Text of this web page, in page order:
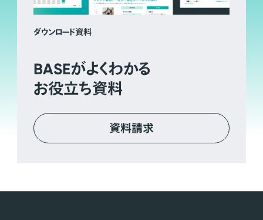
ダウンロード資料
BASEがよくわかる
お役立ち資料
資料請求